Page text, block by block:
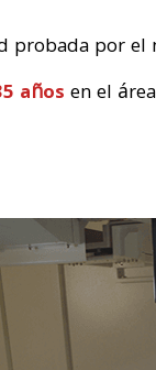
probada por
años en el